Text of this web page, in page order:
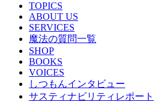
TOPICS
ABOUT US
SERVICES
魔法の質問一覧
SHOP
BOOKS
VOICES
しつもんインタビュー
サスティナビリティレポート